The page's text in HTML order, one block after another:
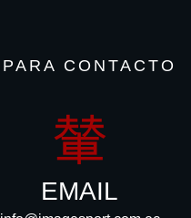
PARA CONTACTO
EMAIL